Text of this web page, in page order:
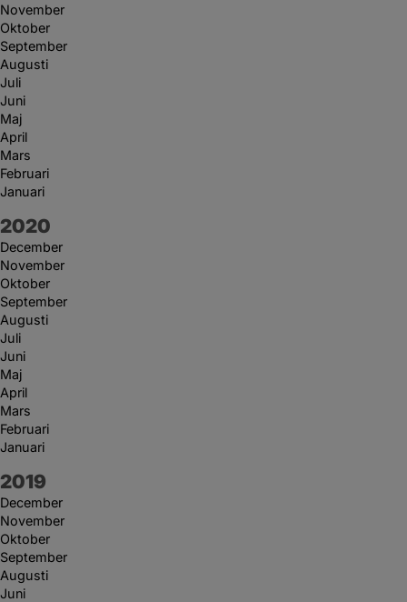
November
Oktober
September
Augusti
Juli
Juni
Maj
April
Mars
Februari
Januari
År:
2020
December
November
Oktober
September
Augusti
Juli
Juni
Maj
April
Mars
Februari
Januari
År:
2019
December
November
Oktober
September
Augusti
Juni